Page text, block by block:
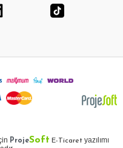
ProjeSoft E-Ticaret yazılımı